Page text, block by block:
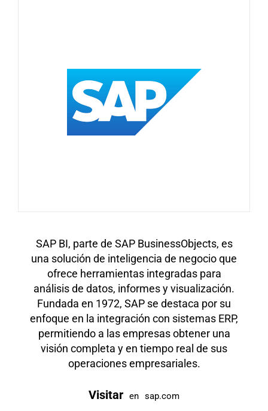
SAP BI, parte de SAP BusinessObjects, es
una solución de inteligencia de negocio que
ofrece herramientas integradas para
análisis de datos, informes y visualización.
Fundada en 1972, SAP se destaca por su
enfoque en la integración con sistemas ERP,
permitiendo a las empresas obtener una
visión completa y en tiempo real de sus
operaciones empresariales.
Visitar en sap.com